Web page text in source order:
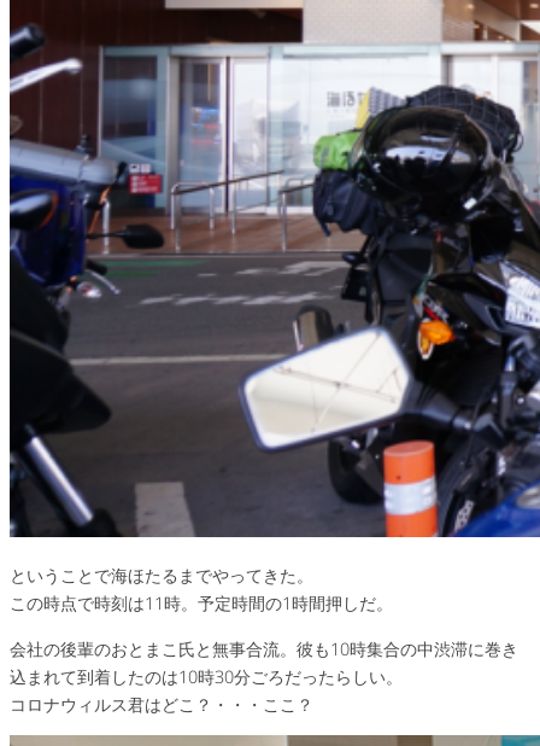
ということで海ほたるまでやってきた。
この時点で時刻は11時。予定時間の1時間押しだ。
会社の後輩のおとまこ氏と無事合流。彼も10時集合の中渋滞に巻き
込まれて到着したのは10時30分ごろだったらしい。
コロナウィルス君はどこ？・・・ここ？